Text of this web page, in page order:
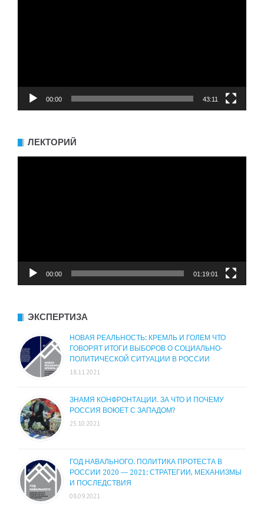
00:00 43:11
ЛЕКТОРИЙ
00:00 01:19:01
ЭКСПЕРТИЗА
НОВАЯ РЕАЛЬНОСТЬ: КРЕМЛЬ И ГОЛЕМ ЧТО
ГОВОРЯТ ИТОГИ ВЫБОРОВ О СОЦИАЛЬНО-
ПОЛИТИЧЕСКОЙ СИТУАЦИИ В РОССИИ
18.11.2021
ЗНАМЯ КОНФРОНТАЦИИ. ЗА ЧТО И ПОЧЕМУ
РОССИЯ ВОЮЕТ С ЗАПАДОМ?
25.10.2021
ГОД НАВАЛЬНОГО. ПОЛИТИКА ПРОТЕСТА В
РОССИИ 2020 — 2021: СТРАТЕГИИ, МЕХАНИЗМЫ
И ПОСЛЕДСТВИЯ
08.09.2021